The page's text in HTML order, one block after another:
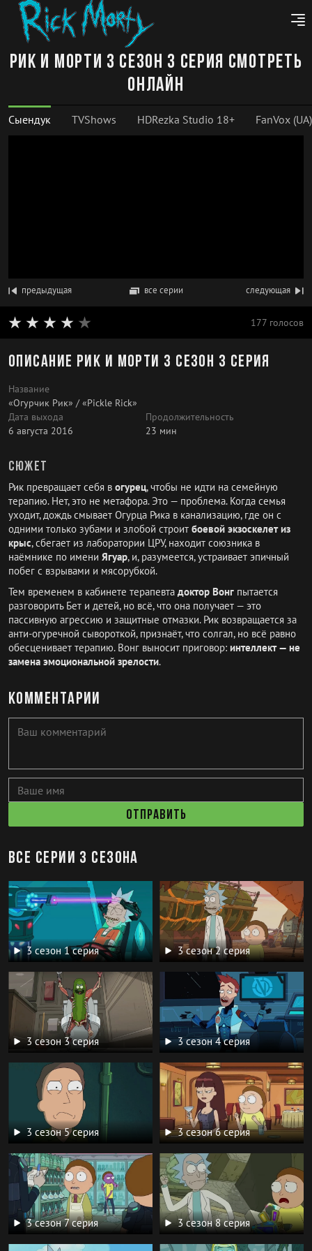
Рик и Морти 3 сезон 3 серия смотреть
онлайн
Сыендук TVShows HDRezka Studio 18+ FanVox (UA)
предыдущая все серии следующая
177 голосов
Описание Рик и Морти 3 сезон 3 серия
Название
«Огурчик Рик» / «Pickle Rick»
Дата выхода
6 августа 2016
Продолжительность
23 мин
Сюжет
Рик превращает себя в огурец, чтобы не идти на семейную
терапию. Нет, это не метафора. Это — проблема. Когда семья
уходит, дождь смывает Огурца Рика в канализацию, где он с
одними только зубами и злобой строит боевой экзоскелет из
крыс, сбегает из лаборатории ЦРУ, находит союзника в
наёмнике по имени Ягуар, и, разумеется, устраивает эпичный
побег с взрывами и мясорубкой.
Тем временем в кабинете терапевта доктор Вонг пытается
разговорить Бет и детей, но всё, что она получает — это
пассивную агрессию и защитные отмазки. Рик возвращается за
анти-огуречной сывороткой, признаёт, что солгал, но всё равно
обесценивает терапию. Вонг выносит приговор: интеллект — не
замена эмоциональной зрелости.
Комментарии
Отправить
Все серии 3 сезона
3 сезон 1 серия 3 сезон 2 серия
3 сезон 3 серия 3 сезон 4 серия
3 сезон 5 серия 3 сезон 6 серия
3 сезон 7 серия 3 сезон 8 серия